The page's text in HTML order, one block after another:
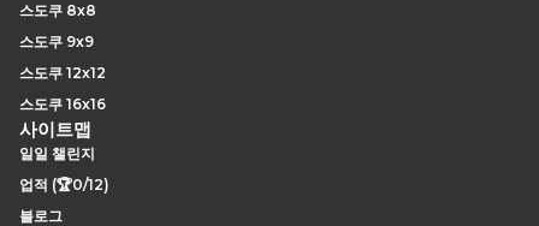
스도쿠 8x8
스도쿠 9x9
스도쿠 12x12
스도쿠 16x16
사이트맵
일일 챌린지
업적 (🏆0/12)
블로그